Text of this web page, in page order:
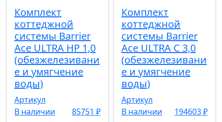
Комплект
коттеджной
системы Barrier
Ace ULTRA HP 1,0
(обезжелезивани
е и умягчение
воды)
Артикул
В наличии
85751 ₽
Комплект
коттеджной
системы Barrier
Ace ULTRA C 3,0
(обезжелезивани
е и умягчение
воды)
Артикул
В наличии
194603 ₽